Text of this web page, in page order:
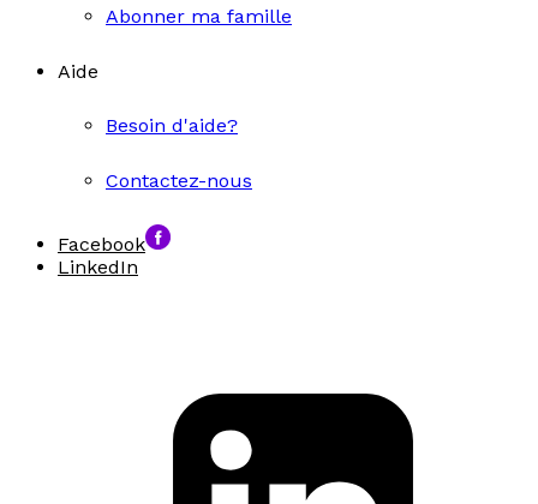
Abonner ma famille
Aide
Besoin d'aide?
Contactez-nous
Facebook
LinkedIn